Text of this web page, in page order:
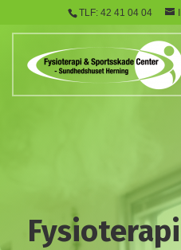
TLF: 42 41 04 04
Videoafspiller
Fysioterapi